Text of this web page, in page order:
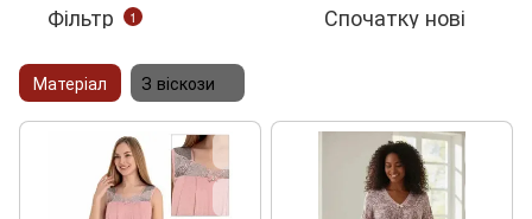
Фільтр 1 Спочатку нові
Матеріал З віскози